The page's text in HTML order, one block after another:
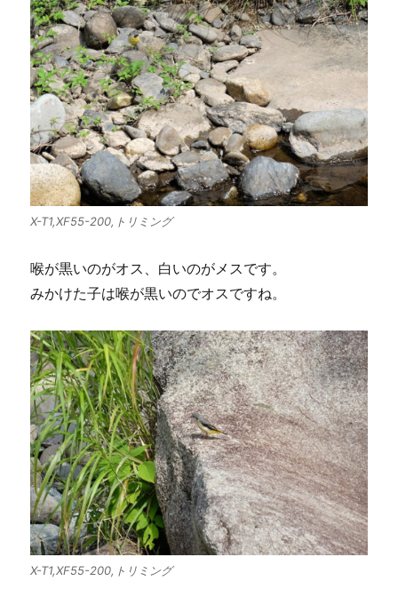
X-T1,XF55-200,トリミング
喉が黒いのがオス、白いのがメスです。
みかけた子は喉が黒いのでオスですね。
X-T1,XF55-200,トリミング